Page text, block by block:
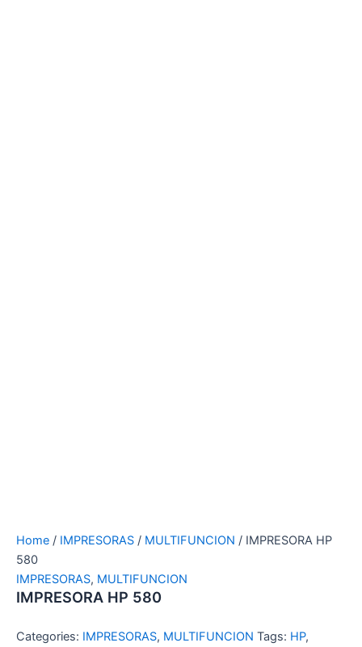
Home / IMPRESORAS / MULTIFUNCION / IMPRESORA HP
580
IMPRESORAS, MULTIFUNCION
IMPRESORA HP 580
Categories: IMPRESORAS, MULTIFUNCION Tags: HP,